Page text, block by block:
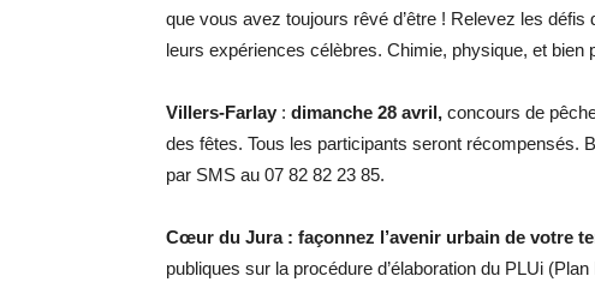
que vous avez toujours rêvé d’être ! Relevez les
leurs expériences célèbres. Chimie, physique, et bien
Villers-Farlay : dimanche 28 avril, concours de
des fêtes. Tous les participants seront récompensés.
par SMS au 07 82 82 23 85.
Cœur du Jura : façonnez l’avenir urbain de votre
publiques sur la procédure d’élaboration du PLUi